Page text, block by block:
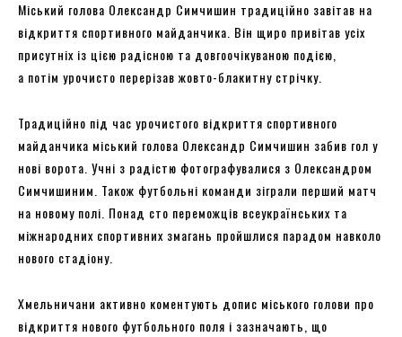
Міський голова Олександр Симчишин традиційно завітав на
відкриття спортивного майданчика. Він щиро привітав усіх
присутніх із цією радісною та довгоочікуваною подією,
а потім урочисто перерізав жовто-блакитну стрічку.
Традиційно під час урочистого відкриття спортивного
майданчика міський голова Олександр Симчишин забив гол у
нові ворота. Учні з радістю фотографувалися з Олександром
Симчишиним. Також футбольні команди зіграли перший матч
на новому полі. Понад сто переможців всеукраїнських та
міжнародних спортивних змагань пройшлися парадом навколо
нового стадіону.
Хмельничани активно коментують допис міського голови про
відкриття нового футбольного поля і зазначають, що